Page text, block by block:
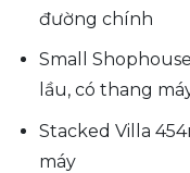
đường chính
Small
lầu, có thang
Stacked Villa
máy